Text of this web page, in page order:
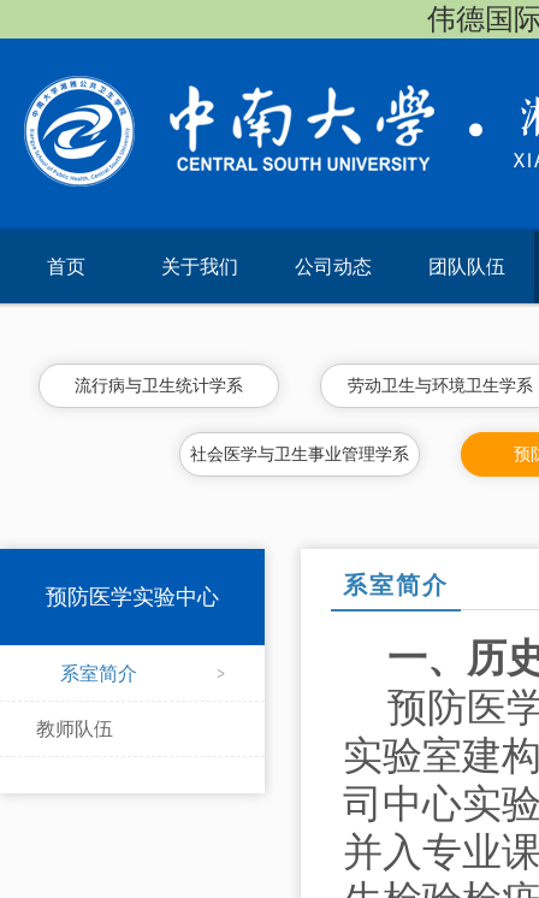
伟德国
首页 关于我们 公司动态 团队队伍
流行病与卫生统计学系 劳动卫生与环境卫生学系
社会医学与卫生事业管理学系 预
预防医学实验中心
系室简介
教师队伍
系室简介
一、 历
预防医
实验室建
司中心实
并入专业